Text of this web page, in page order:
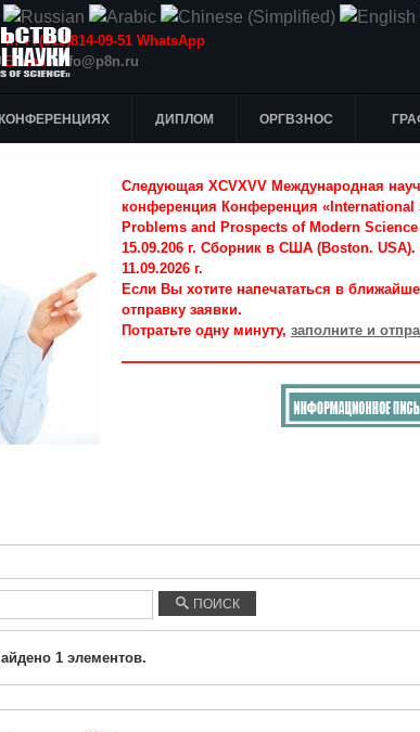
Т.: +7(915)814-09-51 WhatsApp
E-mail:info@p8n.ru
ДИПЛОМ ОРГВЗНОС
Следующая XCVXVV Международная
конференция Конференция «International
Problems and Prospects of Modern
15.09.206 г. Сборник в США (Boston.
11.09.2026 г.
Если Вы хотите напечататься в
отправку заявки.
Потратьте одну минуту, заполните и
ПОИСК
1 элементов.